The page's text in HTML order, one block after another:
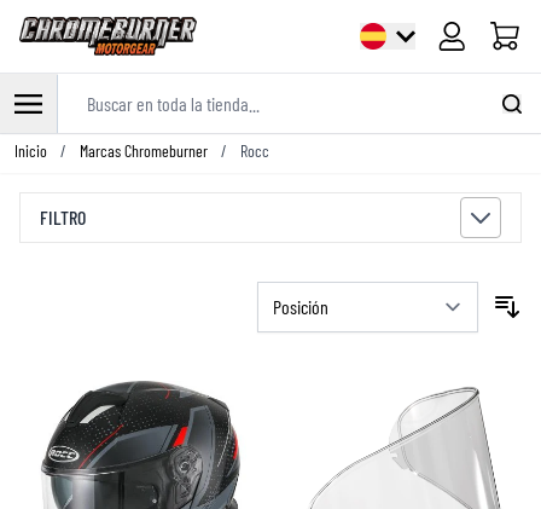
Ir al contenido
Inicio / Marcas Chromeburner / Rocc
FILTRO